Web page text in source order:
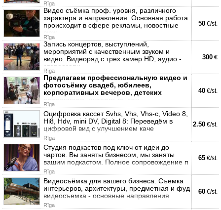
Rīga
Видео съёмка проф. уровня, различного
характера и направления. Основная работа
происходит в сфере рекламы, новостные
сюж
Rīga
50 €/st.
Запись концертов, выступлений,
мероприятий с качественным звуком и
видео. Видеоряд с трех камер HD, аудио -
стереозапи
Rīga
300 €
Предлагаем профессиональную видео и
фотосъёмку свадеб, юбилеев,
корпоративных вечеров, детских
праздников, интервью, кон
Rīga
40 €/st.
Оцифровка кассет Svhs, Vhs, Vhs-с, Video 8,
Hi8, Hdv, mini DV, Digital 8: Переведём в
цифровой вид с улучшением каче
Rīga
2.50 €/st.
Студия подкастов под ключ от идеи до
чартов. Вы заняты бизнесом, мы заняты
вашим подкастом. Полное сопровождение п
Rīga
65 €/st.
Видеосъёмка для вашего бизнеса. Съемка
интерьеров, архитектуры, предметная и фуд
видеосъемка - основные направления
Rīga
60 €/st.